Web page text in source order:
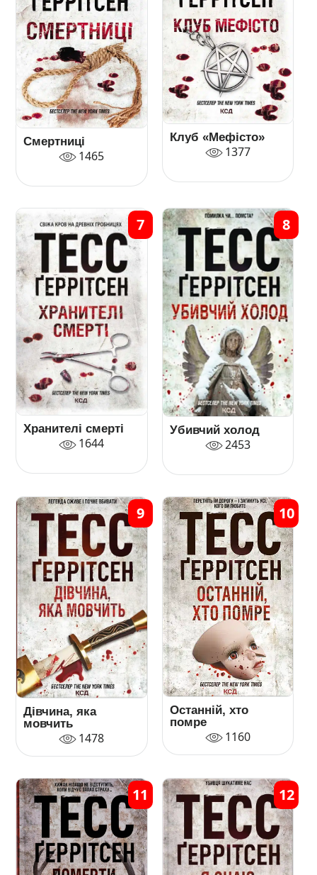
Смертниці
1465
Клуб «Мефісто»
1377
Хранителі смерті
1644
7
Убивчий холод
2453
8
Дівчина, яка
мовчить
1478
9
Останній, хто
помре
1160
10
11 12